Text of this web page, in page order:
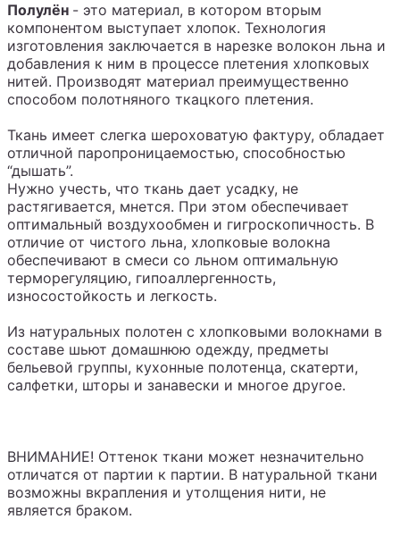
Полулён - это материал, в котором вторым
компонентом выступает хлопок. Технология
изготовления заключается в нарезке волокон льна и
добавления к ним в процессе плетения хлопковых
нитей. Производят материал преимущественно
способом полотняного ткацкого плетения.
Ткань имеет слегка шероховатую фактуру, обладает
отличной паропроницаемостью, способностью
“дышать”.
Нужно учесть, что ткань дает усадку, не
растягивается, мнется. При этом обеспечивает
оптимальный воздухообмен и гигроскопичность. В
отличие от чистого льна, хлопковые волокна
обеспечивают в смеси со льном оптимальную
терморегуляцию, гипоаллергенность,
износостойкость и легкость.
Из натуральных полотен с хлопковыми волокнами в
составе шьют домашнюю одежду, предметы
бельевой группы, кухонные полотенца, скатерти,
салфетки, шторы и занавески и многое другое.
ВНИМАНИЕ! Оттенок ткани может незначительно
отличатся от партии к партии. В натуральной ткани
возможны вкрапления и утолщения нити, не
является браком.